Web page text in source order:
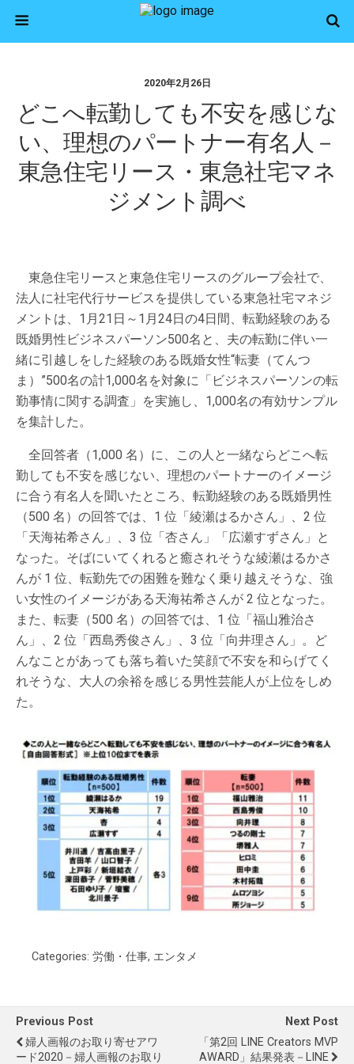
2020年2月26日
どこへ転勤しても不安を感じな
い、理想のパートナー有名人－
東急住宅リース・東急社宅マネ
ジメント調べ
東急住宅リースと東急住宅リースのグループ会社で、
法人に社宅代行サービスを提供している東急社宅マネジ
メントは、1月21日～1月24日の4日間、転勤経験のある
既婚男性ビジネスパーソン500名と、夫の転勤に伴い一
緒に引越しをした経験のある既婚女性“転妻（てんつ
ま）”500名の計1,000名を対象に「ビジネスパーソンの転
勤事情に関する調査」を実施し、1,000名の有効サンプル
を集計した。
全回答者（1,000 名）に、この人と一緒ならどこへ転
勤しても不安を感じない、理想のパートナーのイメージ
に合う有名人を聞いたところ、転勤経験のある既婚男性
（500 名）の回答では、1 位「綾瀬はるかさん」、2 位
「天海祐希さん」、3 位「杏さん」「広瀬すずさん」と
なった。そばにいてくれると癒されそうな綾瀬はるかさ
んが 1 位、転勤先での困難を難なく乗り越えそうな、強
い女性のイメージがある天海祐希さんが 2 位となった。
また、転妻（500 名）の回答では、1 位「福山雅治さ
ん」、2 位「西島秀俊さん」、3 位「向井理さん」。ど
んなことがあっても落ち着いた笑顔で不安を和らげてく
れそうな、大人の余裕を感じる男性芸能人が上位をしめ
た。
Categories: 労働・仕事, エンタメ
Previous Post
婦人画報のお取り寄せアワ
ード2020－婦人画報のお取り
Next Post
「第2回 LINE Creators MVP
AWARD」結果発表－LINE